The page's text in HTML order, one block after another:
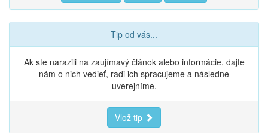
Tip od vás...
Ak ste narazili na zaujímavý článok alebo informácie, dajte
nám o nich vedieť, radi ich spracujeme a následne
uverejníme.
Vlož tip